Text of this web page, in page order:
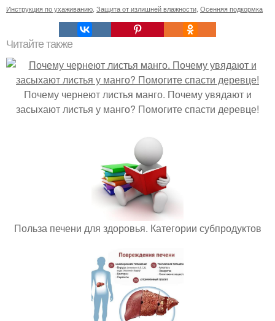
Инструкция по ухаживанию Защита от излишней влажности Осенняя подкормка
Читайте также
Почему чернеют листья манго. Почему увядают и
засыхают листья у манго? Помогите спасти деревце!
Польза печени для здоровья. Категории субпродуктов